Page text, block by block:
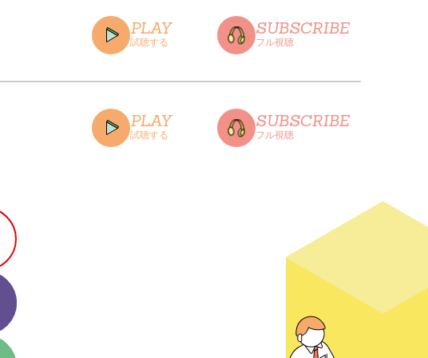
CLOSE
PLAY
試聴する
SUBSCRIBE
フル視聴
PLAY
試聴する
SUBSCRIBE
フル視聴
CLOSE